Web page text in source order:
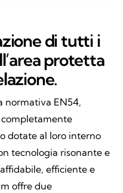
di tutti i
protetta
normativa EN54,
dotate al loro interno
tecnologia risonante e
efficiente e
offre due